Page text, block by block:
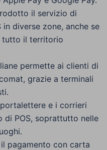
il servizio di
diverse zone, anche se
tutto il territorio
permette ai clienti di
grazie a terminali
e i corrieri
di POS, soprattutto nelle
pagamento con carta